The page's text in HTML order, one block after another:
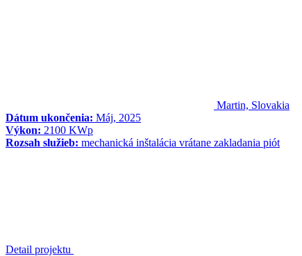
Martin, Slovakia
Dátum ukončenia: Máj, 2025
Výkon: 2100 KWp
Rozsah služieb: mechanická inštalácia vrátane zakladania piót
Detail projektu